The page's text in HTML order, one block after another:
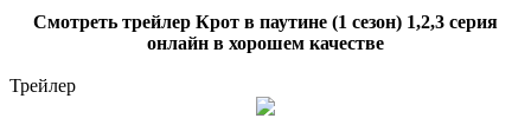
Смотреть трейлер Крот в паутине (1 сезон) 1,2,3 серия
онлайн в хорошем качестве
Трейлер